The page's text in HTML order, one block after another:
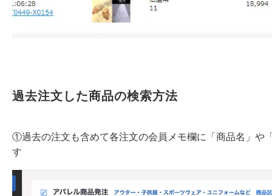
過去注文した商品の検索方法
①過去の注文も含めて各注文の会員メモ欄に「商品名」や
す